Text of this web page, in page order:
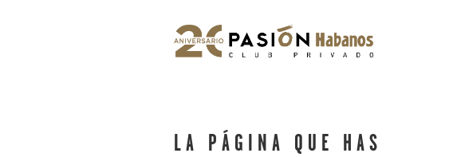
LA PÁGINA QUE HAS